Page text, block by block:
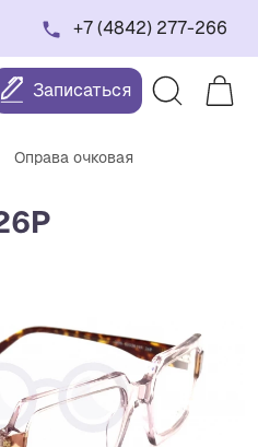
+7 (4842) 277-266
Записаться
Оправа очковая